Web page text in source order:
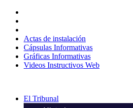
contenido
Actas de instalación
Cápsulas Informativas
Gráficas Informativas
Videos Instructivos Web
El Tribunal